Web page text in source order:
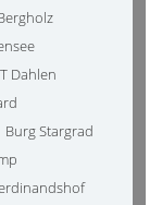
Dahlen
Burg Stargrad